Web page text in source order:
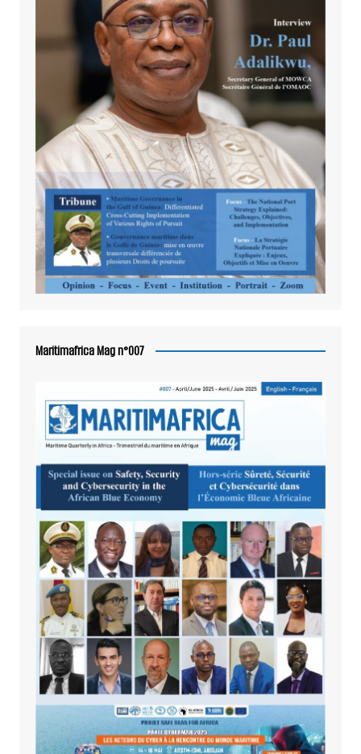
Maritimafrica Mag n°007